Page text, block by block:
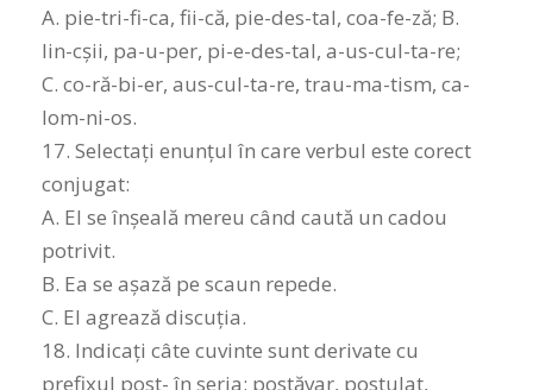
A. pie-tri-fi-ca, fii-că, pie-des-tal, coa-fe-ză; B.
lin-cșii, pa-u-per, pi-e-des-tal, a-us-cul-ta-re;
C. co-ră-bi-er, aus-cul-ta-re, trau-ma-tism, ca-
lom-ni-os.
17. Selectați enunțul în care verbul este corect
conjugat:
A. El se înșeală mereu când caută un cadou
potrivit.
B. Ea se așază pe scaun repede.
C. El agrează discuția.
18. Indicați câte cuvinte sunt derivate cu
prefixul post- în seria: postăvar, postulat,